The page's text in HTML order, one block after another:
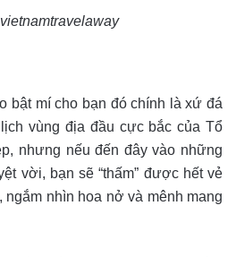
bật mí cho bạn đó chính là xứ đá
vùng địa đầu cực bắc của Tổ
nhưng nếu đến đây vào những
vời, bạn sẽ “thấm” được hết vẻ
ngắm nhìn hoa nở và mênh mang